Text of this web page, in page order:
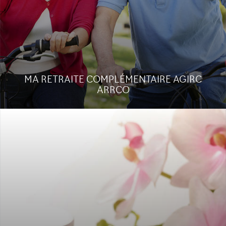
MA RETRAITE COMPLÉMENTAIRE AGIRC
ARRCO
Étude de cas